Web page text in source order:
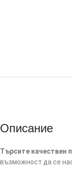
Описание
Търсите качествен
възможност да се